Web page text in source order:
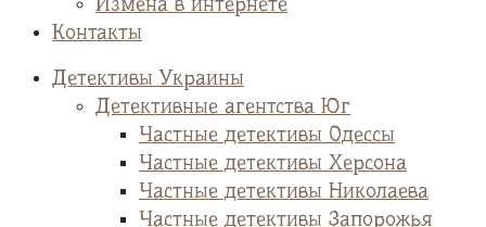
Контакты
Детективы Украины
Детективные агентства Юг
Частные детективы Одессы
Частные детективы Херсона
Частные детективы Николаева
Частные детективы Запорожья